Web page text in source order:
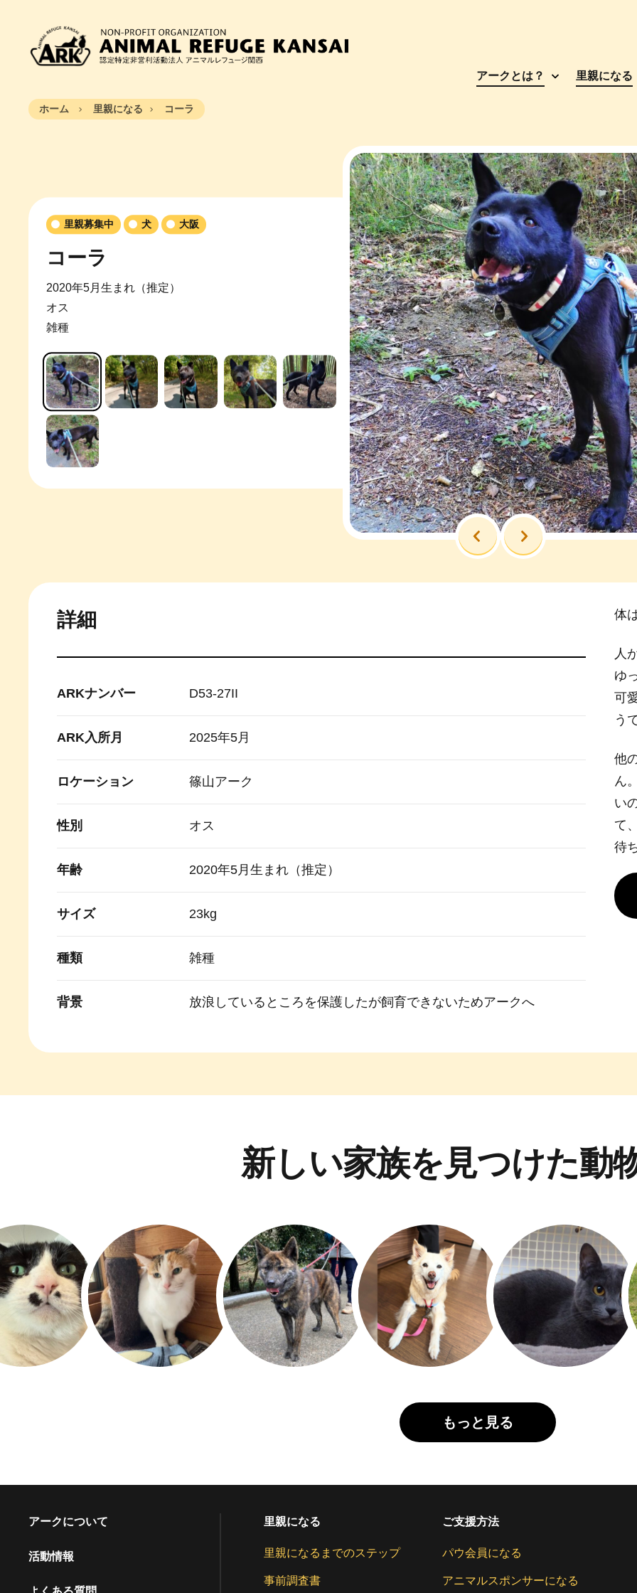
アークとは？ 里親になる
ホーム 里親になる コーラ
里親募集中 犬 大阪
コーラ
2020年5月生まれ（推定）
オス
雑種
前へ 次へ
詳細
ARKナンバー D53-27II
ARK入所月 2025年5月
ロケーション 篠山アーク
性別 オス
年齢 2020年5月生まれ（推定）
サイズ 23kg
種類 雑種
背景 放浪しているところを保護したが飼育できないためアークへ
体
人
ゆ
可
う
他
ん
い
て
待
新しい家族を見つけた動
もっと見る
アークについて
活動情報
里親になる
里親になるまでのステップ
事前調査書
ご支援方法
パウ会員になる
アニマルスポンサーになる